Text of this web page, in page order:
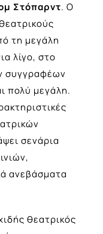
Στόπαρντ. Ο
τη μεγάλη
λίγο, στο
συγγραφέων
πολύ μεγάλη.
σενάρια
ανεβάσματα
θεατρικός